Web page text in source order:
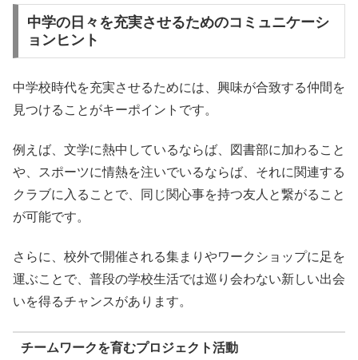
中学の日々を充実させるためのコミュニケーシ
ョンヒント
中学校時代を充実させるためには、興味が合致する仲間を
見つけることがキーポイントです。
例えば、文学に熱中しているならば、図書部に加わること
や、スポーツに情熱を注いでいるならば、それに関連する
クラブに入ることで、同じ関心事を持つ友人と繋がること
が可能です。
さらに、校外で開催される集まりやワークショップに足を
運ぶことで、普段の学校生活では巡り会わない新しい出会
いを得るチャンスがあります。
チームワークを育むプロジェクト活動